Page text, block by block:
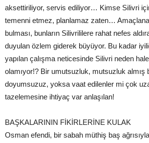
aksettiriliyor, servis ediliyor… Kimse Silivri
temenni etmez, planlamaz zaten…
bulması, bunların Silivrililere rahat nefes
duyulan özlem giderek büyüyor. Bu kadar
yapılan çalışma neticesinde Silivri neden
olamıyor!? Bir umutsuzluk, mutsuzluk almış
doyumsuzuz, yoksa vaat edilenler mi çok
tazelemesine ihtiyaç var anlaşılan!
BAŞKALARININ FİKİRLERİNE KULAK
Osman efendi, bir sabah müthiş baş ağrısıyla